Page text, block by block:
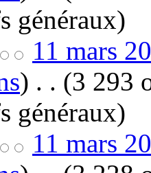
généraux)
11 mars
) . . (3 293
généraux)
11 mars